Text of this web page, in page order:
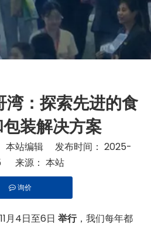
：探索先进的食
装解决方案
站编辑 发布时间： 2025-
来源： 本站
询价
11月4日至6日 举行，我们每年都